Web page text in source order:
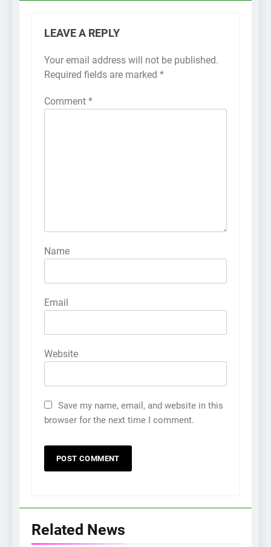
LEAVE A REPLY
Your email address will not be published.
Required fields are marked *
Comment *
Name
Email
Website
Save my name, email, and website in this
browser for the next time I comment.
Related News